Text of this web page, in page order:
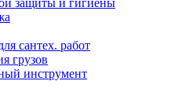
сантех. работ
грузов
инструмент